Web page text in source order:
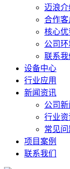
迈浪介
合作客
核心优
公司环
联系我
设备中心
行业应用
新闻资讯
公司新
行业资
常见问
项目案例
联系我们